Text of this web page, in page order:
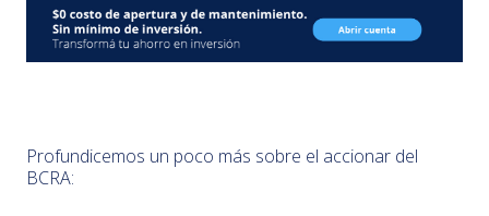
Profundicemos un poco más sobre el accionar del
BCRA: